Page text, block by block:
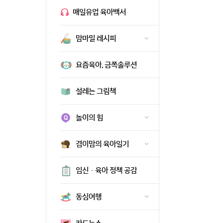
매일유업 육아백서
맘마밀 레시피
요즘육아, 금쪽솔루션
설레는 그림책
놀이의 힘
겸이맘의 육아일기
임신·육아 정책 공감
동심여행